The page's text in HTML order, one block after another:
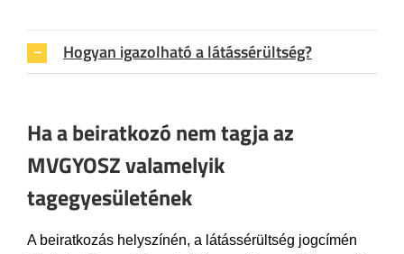
Hogyan igazolható a látássérültség?
Ha a beiratkozó nem tagja az
MVGYOSZ valamelyik
tagegyesületének
A beiratkozás helyszínén, a látássérültség jogcímén